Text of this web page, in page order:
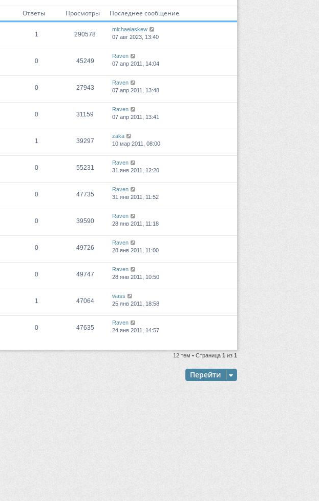
Ответы Просмотры Последнее сообщение
1 290578
michaelaskew
07 авг 2023, 13:40
0 45249
Raven
07 апр 2011, 14:04
0 27943
Raven
07 апр 2011, 13:48
0 31159
Raven
07 апр 2011, 13:41
1 39297
zaka
10 мар 2011, 08:00
0 55231
Raven
31 янв 2011, 12:20
0 47735
Raven
31 янв 2011, 11:52
0 39590
Raven
28 янв 2011, 11:18
0 49726
Raven
28 янв 2011, 11:00
0 49747
Raven
28 янв 2011, 10:50
1 47064
wass
25 янв 2011, 18:58
0 47635
Raven
24 янв 2011, 14:57
12 тем • Страница 1 из 1
Перейти